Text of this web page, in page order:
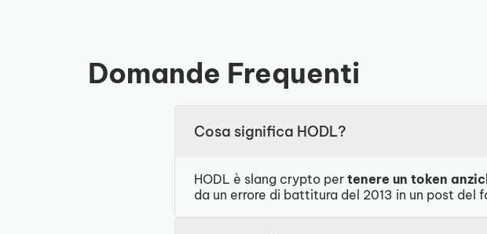
Domande Frequenti
Cosa significa HODL?
HODL è slang crypto per tenere un token
da un errore di battitura del 2013 in un post del